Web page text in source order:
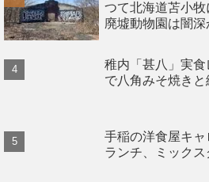
つて北海道苫小牧
廃墟動物園は闇深
稚内「甚八」実
で八角みそ焼き
手稲の洋食屋キ
ランチ、ミックス